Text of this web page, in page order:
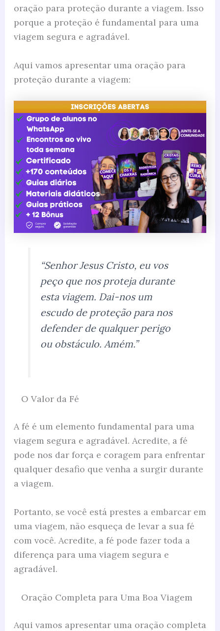
oração para proteção durante a viagem. Isso
porque a proteção é fundamental para uma
viagem segura e agradável.
Aqui vamos apresentar uma oração para
proteção durante a viagem:
“Senhor Jesus Cristo, eu vos
peço que nos proteja durante
esta viagem. Dai-nos um
escudo de proteção para nos
defender de qualquer perigo
ou obstáculo. Amém.”
O Valor da Fé
A fé é um elemento fundamental para uma
viagem segura e agradável. Acredite, a fé
pode nos dar força e coragem para enfrentar
qualquer desafio que venha a surgir durante
a viagem.
Portanto, se você está prestes a embarcar em
uma viagem, não esqueça de levar a sua fé
com você. Acredite, a fé pode fazer toda a
diferença para uma viagem segura e
agradável.
Oração Completa para Uma Boa Viagem
Aqui vamos apresentar uma oração completa